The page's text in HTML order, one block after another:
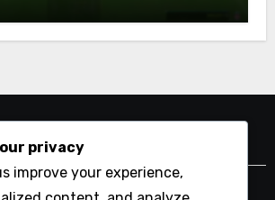
privacy
improve your experience,